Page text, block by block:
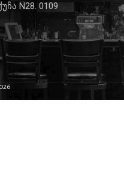
N28. 0109